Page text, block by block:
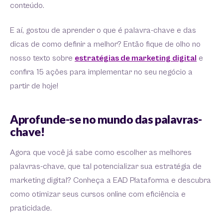
conteúdo.
E aí, gostou de aprender o que é palavra-chave e das
dicas de como definir a melhor? Então fique de olho no
nosso texto sobre estratégias de marketing digital e
confira 15 ações para implementar no seu negócio a
partir de hoje!
Aprofunde-se no mundo das palavras-
chave!
Agora que você já sabe como escolher as melhores
palavras-chave, que tal potencializar sua estratégia de
marketing digital? Conheça a EAD Plataforma e descubra
como otimizar seus cursos online com eficiência e
praticidade.